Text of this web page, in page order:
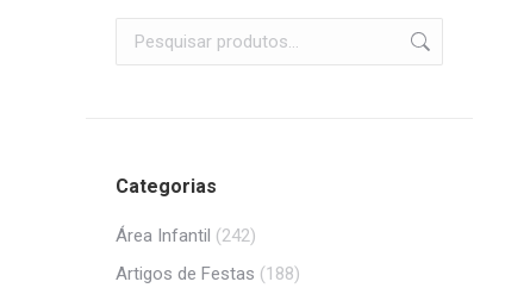
Categorias
Área Infantil (242)
Artigos de Festas (188)